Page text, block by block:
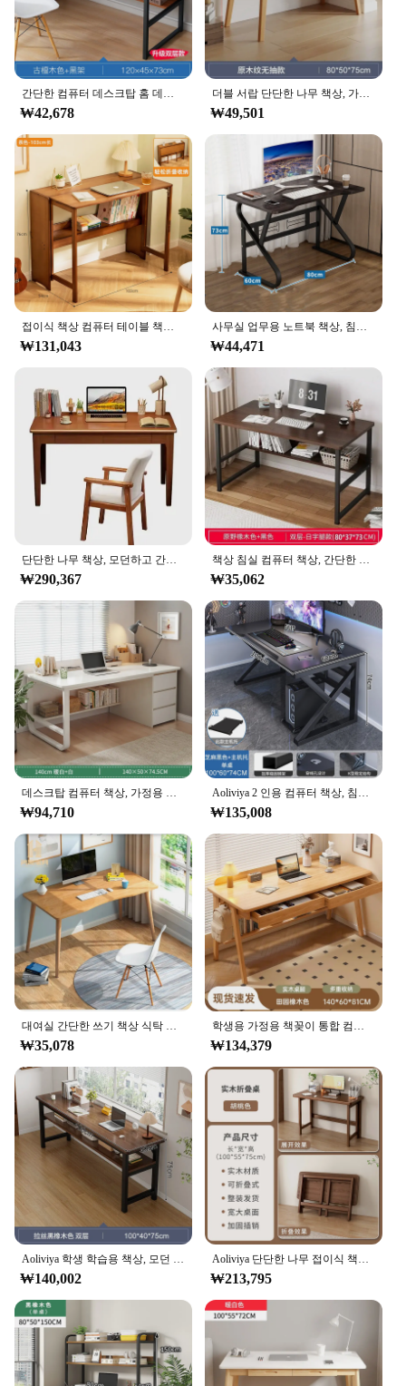
간단한 컴퓨터 데스크탑 홈 데스크, 침실, 작은, 간단한, 학생, 사무실 배우기
₩42,678
더블 서랍 단단한 나무 책상, 가정 데스크탑 컴퓨터 책상, 간단한 모던 침실, 작은 테이블, 학생 공부 테이블
₩49,501
접이식 책상 컴퓨터 테이블 책상, 학생 가정용 소형 데스크탑, 단단한 나무 침실 머리맡 쓰기 작업대
₩131,043
사무실 업무용 노트북 책상, 침실 책상, 학생용 책상 쓰기 및 보관, 가정용 간단한 컴퓨터 테이블
₩44,471
₩290,367 ₩35,062
₩94,710 ₩135,008
₩35,078 ₩134,379
₩140,002 ₩213,795